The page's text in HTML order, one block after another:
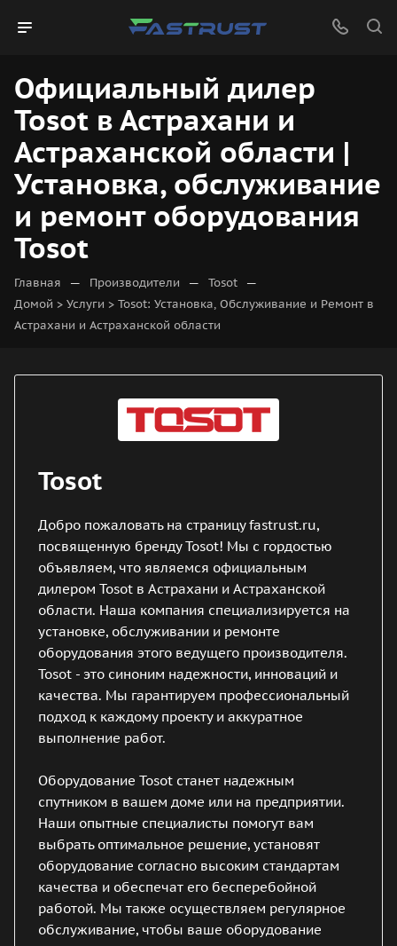
Официальный дилер
Tosot в Астрахани и
Астраханской области |
Установка, обслуживание
и ремонт оборудования
Tosot
Главная — Производители — Tosot —
Домой > Услуги > Tosot: Установка, Обслуживание и Ремонт в
Астрахани и Астраханской области
Tosot
Добро пожаловать на страницу fastrust.ru,
посвященную бренду Tosot! Мы с гордостью
объявляем, что являемся официальным
дилером Tosot в Астрахани и Астраханской
области. Наша компания специализируется на
установке, обслуживании и ремонте
оборудования этого ведущего производителя.
Tosot - это синоним надежности, инноваций и
качества. Мы гарантируем профессиональный
подход к каждому проекту и аккуратное
выполнение работ.
Оборудование Tosot станет надежным
спутником в вашем доме или на предприятии.
Наши опытные специалисты помогут вам
выбрать оптимальное решение, установят
оборудование согласно высоким стандартам
качества и обеспечат его бесперебойной
работой. Мы также осуществляем регулярное
обслуживание, чтобы ваше оборудование